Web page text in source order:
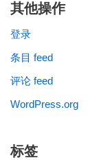
其他操作
登录
条目 feed
评论 feed
WordPress.org
标签